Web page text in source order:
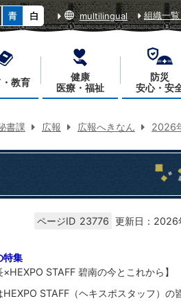
multilingual 組織一
教育
健康
医療・福祉
防災
安心・安
書課 広報 広報へきなん 2026
ページID 23776 更新日：2026
特集
×HEXPO STAFF 碧南の今とこれから】
HEXPO STAFF（ヘキスポスタッフ）の